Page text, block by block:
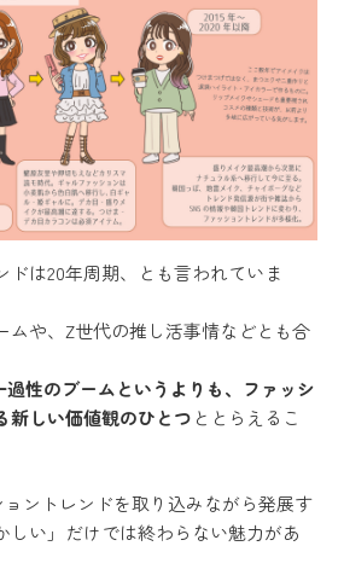
ドは20年周期、とも言われていま
ムや、Z世代の推し活事情などとも合
過性のブームというよりも、ファッシ
新しい価値観のひとつ ととらえるこ
ントレンドを取り込みながら発展す
しい」だけでは終わらない魅力があ